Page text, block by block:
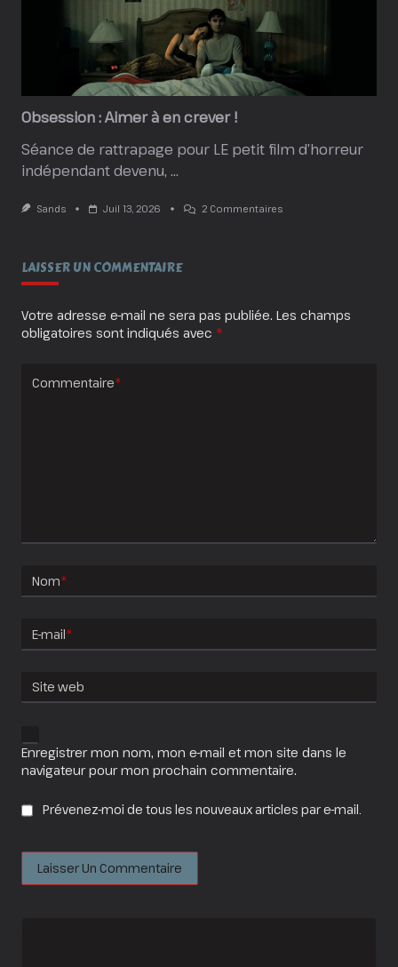
Obsession : Aimer à en crever !
Séance de rattrapage pour LE petit film d’horreur
indépendant devenu, ...
Sands Juil 13, 2026 2 CommentairesSur
LAISSER UN COMMENTAIRE
Votre adresse e-mail ne sera pas publiée. Les champs
obligatoires sont indiqués avec *
Commentaire*
Nom*
E-mail*
Site web
Enregistrer mon nom, mon e-mail et mon site dans le
navigateur pour mon prochain commentaire.
Prévenez-moi de tous les nouveaux articles par e-mail.